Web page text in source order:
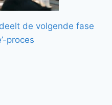
de volgende fase
proces